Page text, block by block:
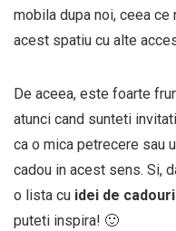
mobila dupa noi, ceea
acest spatiu cu alte
De aceea, este foarte
atunci cand sunteti
ca o mica petrecere sau
cadou in acest sens. Si,
o lista cu idei de
puteti inspira! 🙂